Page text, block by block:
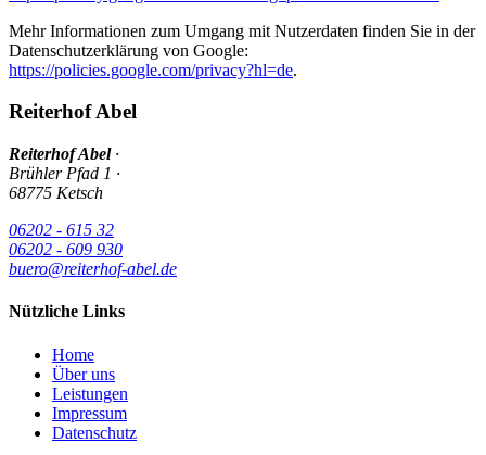
Mehr Informationen zum Umgang mit Nutzerdaten finden Sie in der
Datenschutzerklärung von Google:
https://policies.google.com/privacy?hl=de.
ReiterhofAbel
ReiterhofAbel·
Brühler Pfad 1 ·
68775 Ketsch
06202 - 615 32
06202 - 609 930
buero@reiterhof-abel.de
Nützliche Links
Home
Über uns
Leistungen
Impressum
Datenschutz